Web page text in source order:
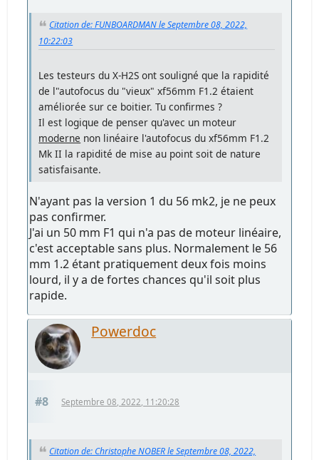
Citation de: FUNBOARDMAN le Septembre 08, 2022,
10:22:03
Les testeurs du X-H2S ont souligné que la rapidité
de l"autofocus du "vieux" xf56mm F1.2 étaient
améliorée sur ce boitier. Tu confirmes ?
Il est logique de penser qu'avec un moteur
moderne non linéaire l'autofocus du xf56mm F1.2
Mk II la rapidité de mise au point soit de nature
satisfaisante.
N'ayant pas la version 1 du 56 mk2, je ne peux
pas confirmer.
J'ai un 50 mm F1 qui n'a pas de moteur linéaire,
c'est acceptable sans plus. Normalement le 56
mm 1.2 étant pratiquement deux fois moins
lourd, il y a de fortes chances qu'il soit plus
rapide.
Powerdoc
#8 Septembre 08, 2022, 11:20:28
Citation de: Christophe NOBER le Septembre 08, 2022,